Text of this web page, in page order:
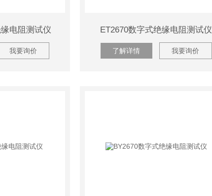
电阻测试仪
我要询价
ET2670数字式绝缘电阻测试仪
了解详情 我要询价